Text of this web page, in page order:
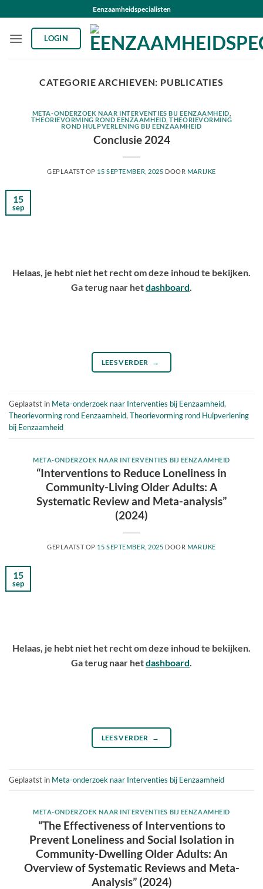
inhoud
Eenzaamheidspecialisten
LOGIN
CATEGORIE ARCHIEVEN: PUBLICATIES
META-ONDERZOEK NAAR INTERVENTIES BIJ EENZAAMHEID
THEORIEVORMING ROND EENZAAMHEID ,THEORIEVORMING
ROND HULPVERLENING BIJ EENZAAMHEID
Conclusie 2024
GEPLAATST OP 15 SEPTEMBER, 2025 DOOR MARIJKE
15
sep
Helaas, je hebt niet het recht om deze inhoud te bekijken.
Ga terug naar hetdashboard
LEES VERDER →
Geplaatst in Meta-onderzoek naar Interventies bij Eenzaamheid,
Theorievorming rond Eenzaamheid, Theorievorming rond Hulpverlening
bij Eenzaamheid
META-ONDERZOEK NAAR INTERVENTIES BIJ EENZAAMHEID
“Interventions to Reduce Loneliness in
Community-Living Older Adults: A
Systematic Review and Meta-analysis”
(2024)
GEPLAATST OP 15 SEPTEMBER, 2025 DOOR MARIJKE
15
sep
Helaas, je hebt niet het recht om deze inhoud te bekijken.
Ga terug naar hetdashboard.
LEES VERDER →
Geplaatst in Meta-onderzoek naar Interventies bij Eenzaamheid
META-ONDERZOEK NAAR INTERVENTIES BIJ EENZAAMHEID
“The Effectiveness of Interventions to
Prevent Loneliness and Social Isolation in
Community-Dwelling Older Adults: An
Overview of Systematic Reviews and Meta-
Analysis” (2024)